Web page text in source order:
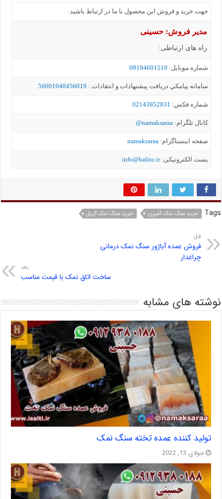
جهت خرید و فروش این محصول با ما در ارتباط باشید:
مدیر فروش: حسینی
راه های ارتباطی:
شماره موبايل: 09194601519
سامانه پيامکي دریافت پیشنهادات و انتقادات : 50001040456019
شماره فکس: 02143852831
کانال تلگرام:namaksaraa@
صفحه اینستاگرام:namaksaraa
یست الکترونیکی:info@halito.ir
Tags خرید سنگ نمک آشپزی خرید سنگ نمک گریل
قبل
فروش عمده آباژور سنگ نمک درمانی
چراغدار
بعد
ساخت اتاق نمک با قیمت مناسب
نوشته های مشابه
تولید کننده عمده تخته سنگ نمک
جولای 13, 2022